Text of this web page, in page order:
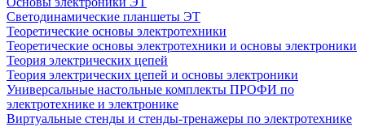
Светодинамические планшеты ЭТ
Теоретические основы электротехники
Теоретические основы электротехники и основы электроники
Теория электрических цепей
Теория электрических цепей и основы электроники
Универсальные настольные комплекты ПРОФИ по
электротехнике и электронике
Виртуальные стенды и стенды-тренажеры по электротехнике